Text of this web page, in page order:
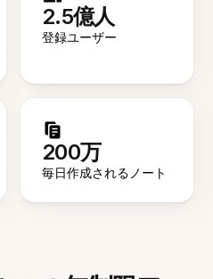
2.5億人
登録ユーザー
200万
毎日作成されるノート